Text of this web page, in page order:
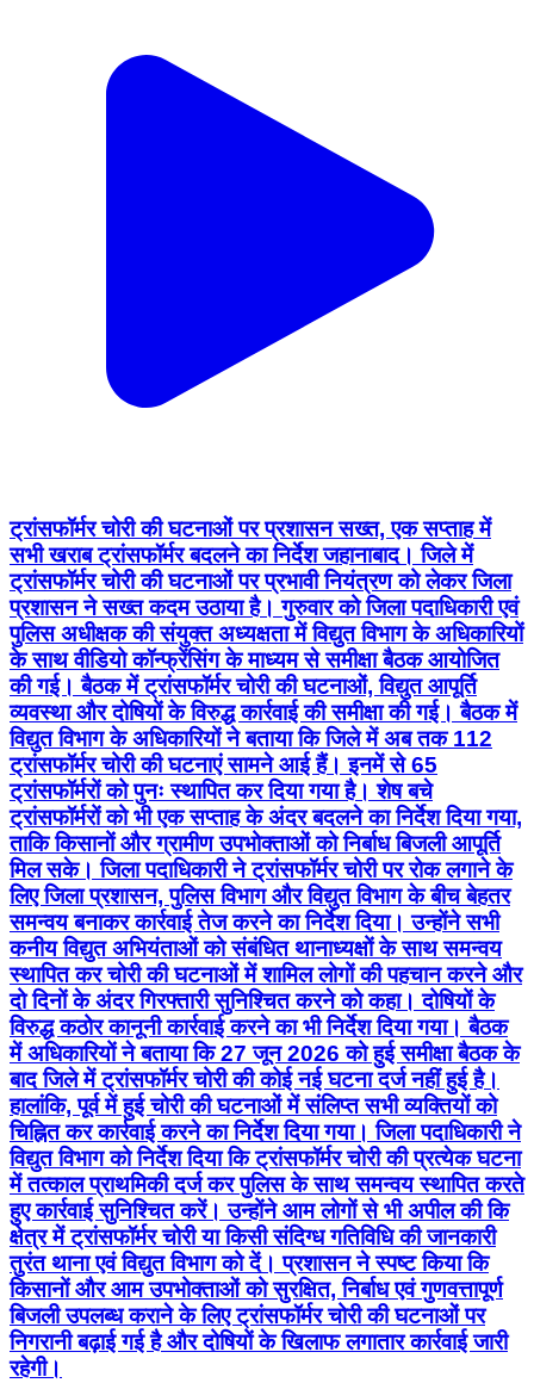
ट्रांसफॉर्मर चोरी की घटनाओं पर प्रशासन सख्त, एक सप्ताह में
सभी खराब ट्रांसफॉर्मर बदलने का निर्देश जहानाबाद। जिले में
ट्रांसफॉर्मर चोरी की घटनाओं पर प्रभावी नियंत्रण को लेकर जिला
प्रशासन ने सख्त कदम उठाया है। गुरुवार को जिला पदाधिकारी एवं
पुलिस अधीक्षक की संयुक्त अध्यक्षता में विद्युत विभाग के अधिकारियों
के साथ वीडियो कॉन्फ्रेंसिंग के माध्यम से समीक्षा बैठक आयोजित
की गई। बैठक में ट्रांसफॉर्मर चोरी की घटनाओं, विद्युत आपूर्ति
व्यवस्था और दोषियों के विरुद्ध कार्रवाई की समीक्षा की गई। बैठक में
विद्युत विभाग के अधिकारियों ने बताया कि जिले में अब तक 112
ट्रांसफॉर्मर चोरी की घटनाएं सामने आई हैं। इनमें से 65
ट्रांसफॉर्मरों को पुनः स्थापित कर दिया गया है। शेष बचे
ट्रांसफॉर्मरों को भी एक सप्ताह के अंदर बदलने का निर्देश दिया गया,
ताकि किसानों और ग्रामीण उपभोक्ताओं को निर्बाध बिजली आपूर्ति
मिल सके। जिला पदाधिकारी ने ट्रांसफॉर्मर चोरी पर रोक लगाने के
लिए जिला प्रशासन, पुलिस विभाग और विद्युत विभाग के बीच बेहतर
समन्वय बनाकर कार्रवाई तेज करने का निर्देश दिया। उन्होंने सभी
कनीय विद्युत अभियंताओं को संबंधित थानाध्यक्षों के साथ समन्वय
स्थापित कर चोरी की घटनाओं में शामिल लोगों की पहचान करने और
दो दिनों के अंदर गिरफ्तारी सुनिश्चित करने को कहा। दोषियों के
विरुद्ध कठोर कानूनी कार्रवाई करने का भी निर्देश दिया गया। बैठक
में अधिकारियों ने बताया कि 27 जून 2026 को हुई समीक्षा बैठक के
बाद जिले में ट्रांसफॉर्मर चोरी की कोई नई घटना दर्ज नहीं हुई है।
हालांकि, पूर्व में हुई चोरी की घटनाओं में संलिप्त सभी व्यक्तियों को
चिह्नित कर कार्रवाई करने का निर्देश दिया गया। जिला पदाधिकारी ने
विद्युत विभाग को निर्देश दिया कि ट्रांसफॉर्मर चोरी की प्रत्येक घटना
में तत्काल प्राथमिकी दर्ज कर पुलिस के साथ समन्वय स्थापित करते
हुए कार्रवाई सुनिश्चित करें। उन्होंने आम लोगों से भी अपील की कि
क्षेत्र में ट्रांसफॉर्मर चोरी या किसी संदिग्ध गतिविधि की जानकारी
तुरंत थाना एवं विद्युत विभाग को दें। प्रशासन ने स्पष्ट किया कि
किसानों और आम उपभोक्ताओं को सुरक्षित, निर्बाध एवं गुणवत्तापूर्ण
बिजली उपलब्ध कराने के लिए ट्रांसफॉर्मर चोरी की घटनाओं पर
निगरानी बढ़ाई गई है और दोषियों के खिलाफ लगातार कार्रवाई जारी
रहेगी।